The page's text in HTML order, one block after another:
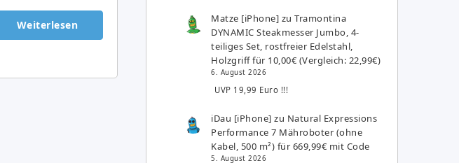
Weiterlesen Matze [iPhone] zuTramontina
DYNAMIC Steakmesser Jumbo, 4-
teiliges Set, rostfreier Edelstahl,
Holzgriff für 10,00€ (Vergleich: 22,99€)
6. August 2026
UVP 19,99 Euro !!!
iDau [iPhone] zu Natural Expressions
Performance 7 Mähroboter (ohne
Kabel, 500 m²) für 669,99€ mit Code
5. August 2026